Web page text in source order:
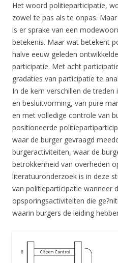
Het woord politieparticipatie,
zowel te pas als te onpas.
is er sprake van een
betekenis. Maar wat betekent
halve eeuw geleden
participatie. Met acht
gradaties van participatie te
In de kern verschillen de
en besluitvorming, van pure
en met volledige controle van
positioneerde
waar de burger gevraagd
burgeractiviteiten, waar de
betrokkenheid van overheden
literatuuronderzoek is in deze
van politieparticipatie wanneer
opsporingsactiviteiten die
waarin burgers de leiding